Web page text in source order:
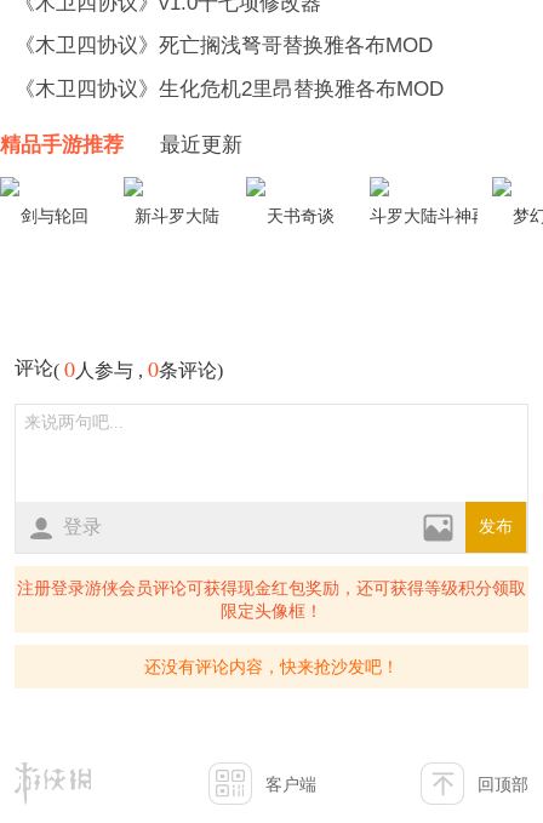
《木卫四协议》死亡搁浅弩哥替换雅各布MOD
《木卫四协议》生化危机2里昂替换雅各布MOD
精品手游推荐 最近更新
剑与轮回 新斗罗大陆 天书奇谈 斗罗大陆斗神再临 梦
评论( 0人参与 , 0条评论)
登录 发布
注册登录游侠会员评论可获得现金红包奖励，还可获得等级积分领取
限定头像框！
还没有评论内容，快来抢沙发吧！
客户端 回顶部